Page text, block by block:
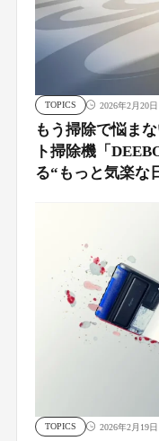
TOPICS 2026年2月20日
もう掃除で悩ま
ト掃除機「
る“もっと気楽な
TOPICS 2026年2月19日